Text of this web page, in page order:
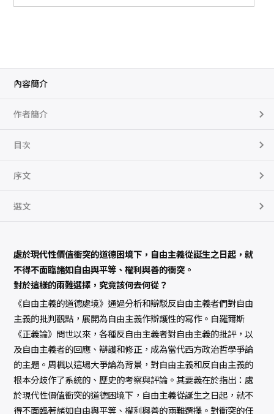
內容簡介
作者簡介
目次
序文
選文
處於現代性價值衝突的道德困境下，自由主義從誕生之日起，就
不得不面臨諸如自由與平等、權利與善的衝突。
對於這樣的兩難選擇，究竟該何去何從？
《自由主義的道德處境》通過分析和辯駁反自由主義者們對自由
主義的批判觀點，展開為自由主義作辯護性的寫作。自羅爾斯
《正義論》問世以來，各種反自由主義者對自由主義的批評，以
及自由主義者的回應、辯護和修正，成為當代西方政治哲學爭論
的主題。周楓以這場大爭論為背景，對自由主義和反自由主義的
根本分歧作了系統的、歷史的考察與評論。其要義在於指出：處
於現代性價值衝突的道德困境下，自由主義從誕生之日起，就不
得不面臨著諸如自由與平等、權利與善的兩難選擇。對衝突的任